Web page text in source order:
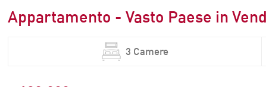
Appartamento - Vasto Paese in
3 Camere